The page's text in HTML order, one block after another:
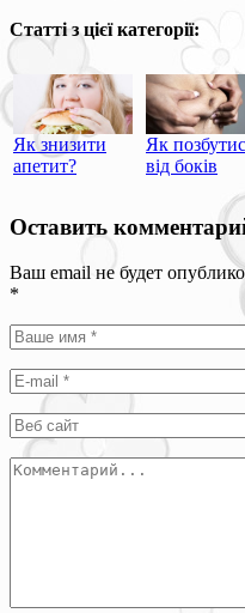
Статті з цієї категорії:
Як знизити
апетит?
Як
від боків
Оставить
Ваш email не будет
*